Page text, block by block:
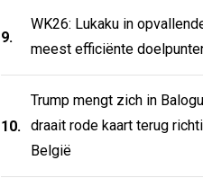
9.
WK26: Lukaku in
meest efficiënte
10.
Trump mengt zich in
draait rode kaart terug
België